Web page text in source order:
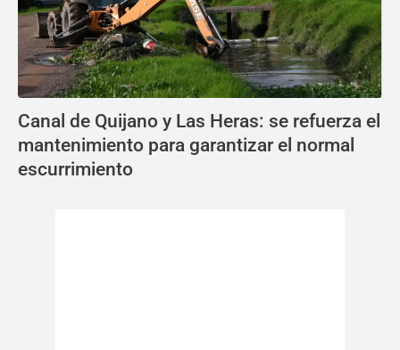
Canal de Quijano y Las Heras: se refuerza el
mantenimiento para garantizar el normal
escurrimiento